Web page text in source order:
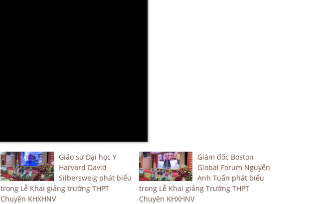
Giáo sư Đại học Y
Harvard David
Silbersweig phát biểu
trong Lễ Khai giảng trường THPT
Chuyên KHXHNV
Giám đốc Boston
Global Forum Nguyễn
Anh Tuấn phát biểu
trong Lễ Khai giảng Trường THPT
Chuyên KHXHNV